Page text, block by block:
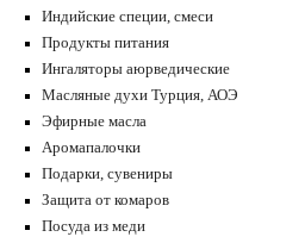
Индийские специи, смеси
Продукты питания
Ингаляторы аюрведические
Масляные духи Турция, АОЭ
Эфирные масла
Аромапалочки
Подарки, сувениры
Защита от комаров
Посуда из меди